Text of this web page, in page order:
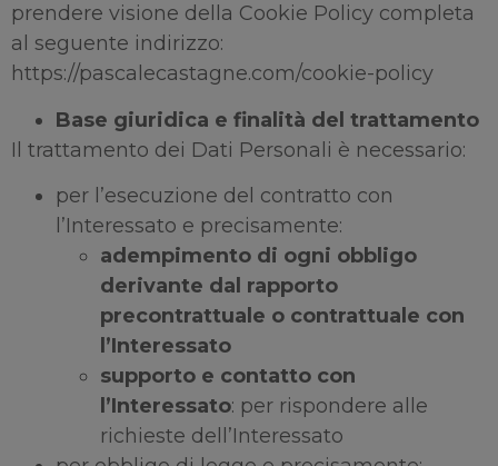
prendere visione della Cookie Policy completa
al seguente indirizzo:
https://pascalecastagne.com/cookie-policy
Base giuridica e finalità del trattamento
Il trattamento dei Dati Personali è necessario:
per l’esecuzione del contratto con
l’Interessato e precisamente:
adempimento di ogni obbligo
derivante dal rapporto
precontrattuale o contrattuale con
l’Interessato
supporto e contatto con
l’Interessato: per rispondere alle
richieste dell’Interessato